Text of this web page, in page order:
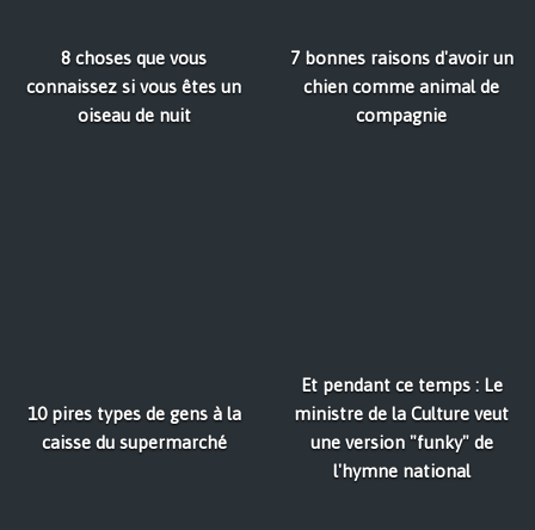
8 choses que vous
connaissez si vous êtes un
oiseau de nuit
7 bonnes raisons d'avoir un
chien comme animal de
compagnie
10 pires types de gens à la
caisse du supermarché
Et pendant ce temps : Le
ministre de la Culture veut
une version "funky" de
l'hymne national